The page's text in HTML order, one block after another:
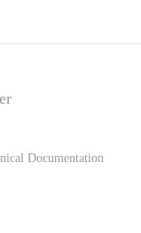
Documentation